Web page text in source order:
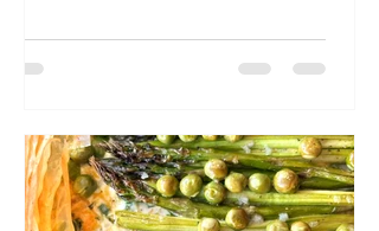
הכנת הבורקס מרקם רך ממש כמו של פסטה,
ובלי לוותר על הקריספיות של שולי הבורקס.
בבורקס מים, יהיה שילוב של כרישה רכה כמו
חמאה וגבינות. בעצם, אני קצת שופטת את
עצמי על שלא חשבתי על זה קודם. התוצאה
כאן, פשוט וואו. לא פגשתי אדם שלא אוהב